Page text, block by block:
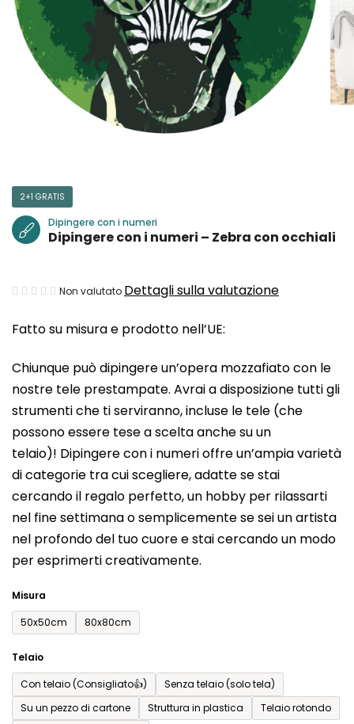
Fatto su misura e prodotto nell’UE:
Chiunque può dipingere un’opera mozzafiato con le
nostre tele prestampate. Avrai a disposizione tutti gli
strumenti che ti serviranno, incluse le tele (che
possono essere tese a scelta anche su un
telaio)! Dipingere con i numeri offre un’ampia varietà
di categorie tra cui scegliere, adatte se stai
cercando il regalo perfetto, un hobby per rilassarti
nel fine settimana o semplicemente se sei un artista
nel profondo del tuo cuore e stai cercando un modo
per esprimerti creativamente.
Misura
50x50cm
80x80cm
Telaio
Con telaio (Consigliato👍)
Senza telaio (solo tela)
Su un pezzo di cartone
Struttura in plastica
Telaio rotondo
2+1 GRATIS
Dipingere con i numeri
Dipingere con i numeri – Zebra con occhiali
La
media
prodotto
è
0,0
su
5
stelle.
Non valutato Dettagli sulla valutazione